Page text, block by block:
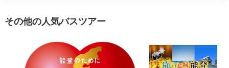
その他の人気バスツアー